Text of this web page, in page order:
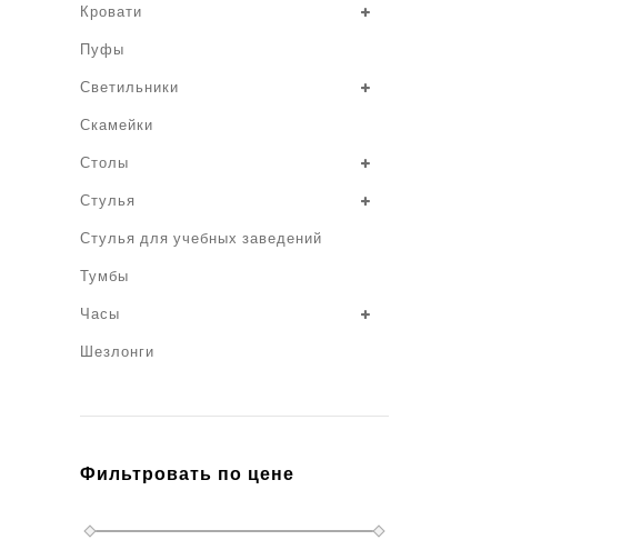
Кровати
Пуфы
Светильники
Скамейки
Столы
Стулья
Стулья для учебных заведений
Тумбы
Часы
Шезлонги
Фильтровать по цене